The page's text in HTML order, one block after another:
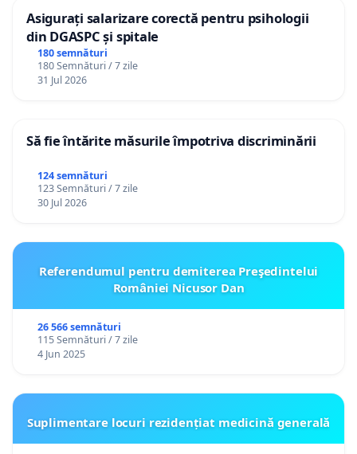
Asigurați salarizare corectă pentru psihologii
din DGASPC și spitale
180 semnături
180 Semnături / 7 zile
31 Jul 2026
Să fie întărite măsurile împotriva discriminării
124 semnături
123 Semnături / 7 zile
30 Jul 2026
Referendumul pentru demiterea Preşedintelui
României Nicusor Dan
26 566 semnături
115 Semnături / 7 zile
4 Jun 2025
Suplimentare locuri rezidențiat medicină generală